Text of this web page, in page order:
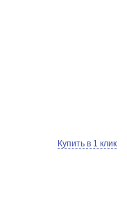
Купить в 1 клик